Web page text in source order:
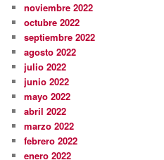
noviembre 2022
octubre 2022
septiembre 2022
agosto 2022
julio 2022
junio 2022
mayo 2022
abril 2022
marzo 2022
febrero 2022
enero 2022